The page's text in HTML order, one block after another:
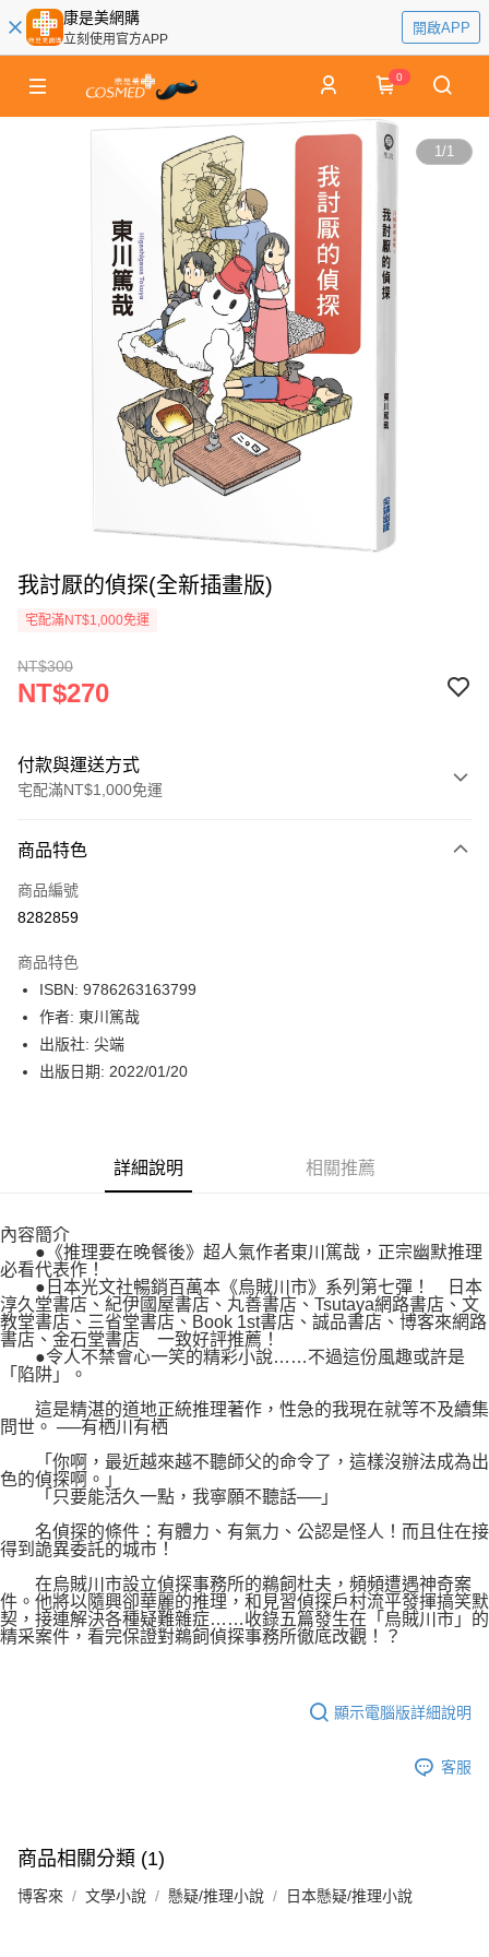
康是美網購
立刻使用官方APP
開啟APP
0
1/1
我討厭的偵探(全新插畫版)
宅配滿NT$1,000免運
NT$300
NT$270
付款與運送方式
宅配滿NT$1,000免運
icash Pay
信用卡一次付款
LINE Pay
Apple Pay
街口支付
博客來商品配送方式
每筆NT$80，滿NT$1,000(含以上)免運費
商品特色
商品編號
8282859
商品特色
ISBN: 9786263163799
作者: 東川篤哉
出版社: 尖端
出版日期: 2022/01/20
詳細說明 相關推薦
內容簡介
●《推理要在晚餐後》超人氣作者東川篤哉，正宗幽默推理
必看代表作！
●日本光文社暢銷百萬本《烏賊川市》系列第七彈！ 日本
淳久堂書店、紀伊國屋書店、丸善書店、Tsutaya網路書店、文
教堂書店、三省堂書店、Book 1st書店、誠品書店、博客來網路
書店、金石堂書店 一致好評推薦！
●令人不禁會心一笑的精彩小說……不過這份風趣或許是
「陷阱」。
這是精湛的道地正統推理著作，性急的我現在就等不及續集
問世。 ──有栖川有栖
「你啊，最近越來越不聽師父的命令了，這樣沒辦法成為出
色的偵探啊。」
「只要能活久一點，我寧願不聽話──」
名偵探的條件：有體力、有氣力、公認是怪人！而且住在接
得到詭異委託的城市！
在烏賊川市設立偵探事務所的鵜飼杜夫，頻頻遭遇神奇案
件。他將以隨興卻華麗的推理，和見習偵探戶村流平發揮搞笑默
契，接連解決各種疑難雜症……收錄五篇發生在「烏賊川市」的
精采案件，看完保證對鵜飼偵探事務所徹底改觀！？
顯示電腦版詳細說明
客服
商品相關分類 (1)
博客來 文學小說 懸疑/推理小說 日本懸疑/推理小說